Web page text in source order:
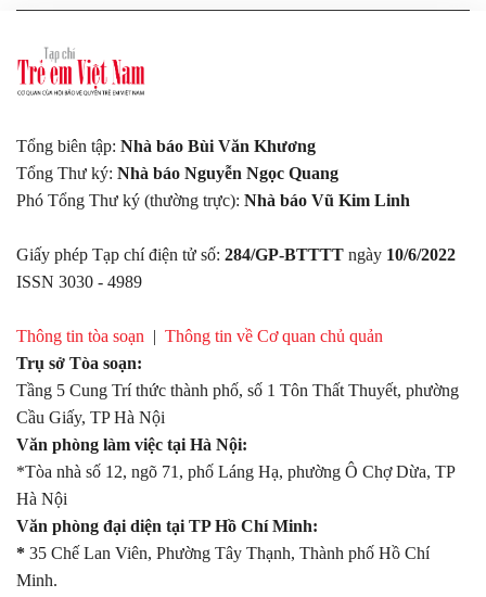
Tổng biên tập: Nhà báo Bùi Văn Khương
Tổng Thư ký: Nhà báo Nguyễn Ngọc Quang
Phó Tổng Thư ký (thường trực): Nhà báo Vũ Kim Linh
Giấy phép Tạp chí điện tử số: 284/GP-BTTTT ngày 10/6/2022
ISSN 3030 - 4989
Thông tin tòa soạn | Thông tin về Cơ quan chủ quản
Trụ sở Tòa soạn:
Tầng 5 Cung Trí thức thành phố, số 1 Tôn Thất Thuyết, phường
Cầu Giấy, TP Hà Nội
Văn phòng làm việc tại Hà Nội:
*Tòa nhà số 12, ngõ 71, phố Láng Hạ, phường Ô Chợ Dừa, TP
Hà Nội
Văn phòng đại diện tại TP Hồ Chí Minh:
* 35 Chế Lan Viên, Phường Tây Thạnh, Thành phố Hồ Chí
Minh.